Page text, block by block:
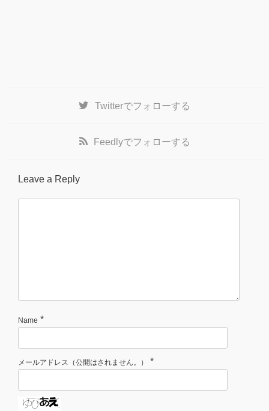
Twitterでフォローする
Feedlyでフォローする
Leave a Reply
Name *
メールアドレス（公開はされません。） *